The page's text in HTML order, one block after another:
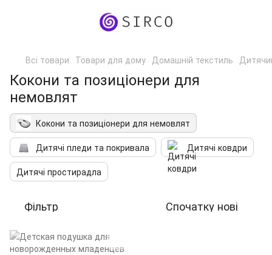
Всі товари Товари для дому Домашній текстиль
Кокони та позиціонери для
немовлят
Кокони та позиціонери для немовлят
Дитячі пледи та покривала
Дитячі ковдри
Дитячі простирадла
Фільтр Спочатку нові